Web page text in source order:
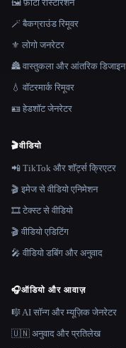
🖼️ फ़ोटो रीस्टोरेशन
🪄 बैकग्राउंड रिमूवर
⚜️ लोगो जनरेटर
🏯 वास्तुकला और आंतरिक डिजाइन
💧 वॉटरमार्क रिमूवर
🪪 हेडशॉट जेनरेटर
🎬वीडियो
📲 TikTok और शॉर्ट्स क्रिएटर
🎬 इमेज से वीडियो एनिमेशन
🎞️ टेक्स्ट से वीडियो
🎬 वीडियो एडिटिंग
🎤 वीडियो डबिंग और अनुवाद
🎧ऑडियो और आवाज़
🎼 AI सॉन्ग और म्यूज़िक जेनरेटर
🇺🇳 अनुवाद और प्रतिलेख